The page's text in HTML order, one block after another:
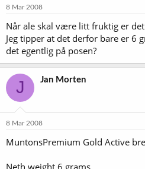
8 Mar 2008
Når ale skal være litt fruktig er
Jeg tipper at det derfor bare er 6
det egentlig på posen?
J Jan Morten
8 Mar 2008
MuntonsPremium Gold Active
Neth weight 6 grams